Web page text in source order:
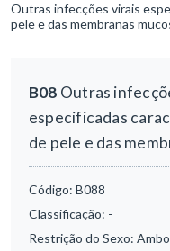
Outras infecções virais
pele e das membranas
B08 Outras
especificadas
de pele e das
Código: B088
Classificação: -
Restrição do Sexo: